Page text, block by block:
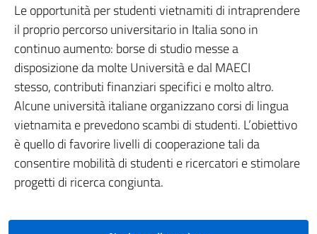
Le opportunità per studenti vietnamiti di intraprendere
il proprio percorso universitario in Italia sono in
continuo aumento: borse di studio messe a
disposizione da molte Università e dal MAECI
stesso, contributi finanziari specifici e molto altro.
Alcune università italiane organizzano corsi di lingua
vietnamita e prevedono scambi di studenti. L’obiettivo
è quello di favorire livelli di cooperazione tali da
consentire mobilità di studenti e ricercatori e stimolare
progetti di ricerca congiunta.